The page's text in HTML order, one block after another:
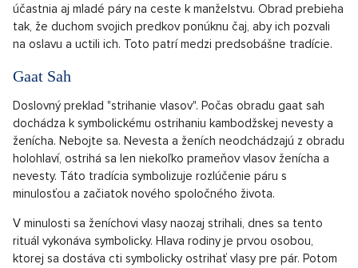
účastnia aj mladé páry na ceste k manželstvu. Obrad prebieha
tak, že duchom svojich predkov ponúknu čaj, aby ich pozvali
na oslavu a uctili ich. Toto patrí medzi predsobášne tradície.
Gaat Sah
Doslovný preklad "strihanie vlasov". Počas obradu gaat sah
dochádza k symbolickému ostrihaniu kambodžskej nevesty a
ženícha. Nebojte sa. Nevesta a ženích neodchádzajú z obradu
holohlaví, ostrihá sa len niekoľko prameňov vlasov ženícha a
nevesty. Táto tradícia symbolizuje rozlúčenie páru s
minulosťou a začiatok nového spoločného života.
V minulosti sa ženíchovi vlasy naozaj strihali, dnes sa tento
rituál vykonáva symbolicky. Hlava rodiny je prvou osobou,
ktorej sa dostáva cti symbolicky ostrihať vlasy pre pár. Potom